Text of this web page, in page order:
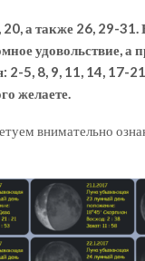
а также 26, 29-31.
удовольствие, а
2-5, 8, 9, 11, 14, 17-
желаете.
внимательно